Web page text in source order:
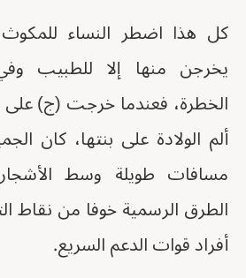
كل هذا اضطر النساء للمكوث
يخرجن منها إلا للطبيب
الخطرة، فعندما خرجت (ج) على
ألم الولادة على بنتها، كان
مسافات طويلة وسط الأشجار
الطرق الرسمية خوفا من نقاط
أفراد قوات الدعم السريع.